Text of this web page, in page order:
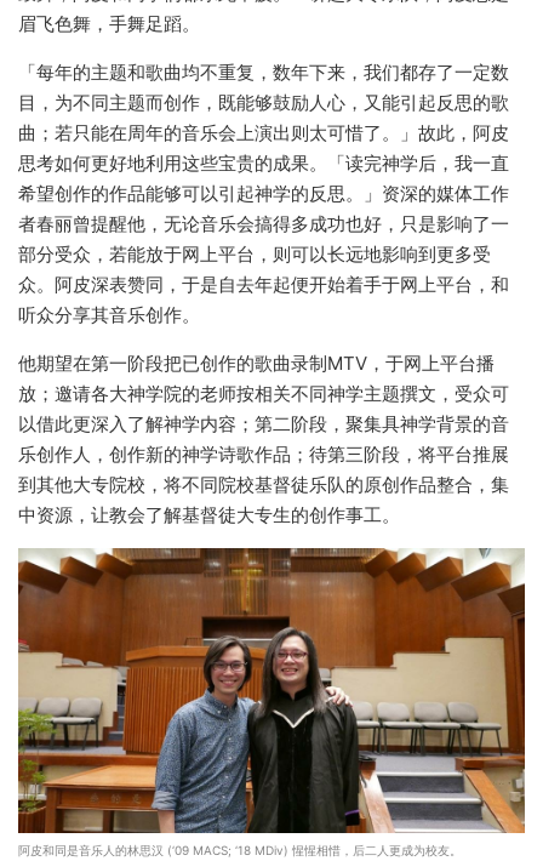
眉飞色舞，手舞足蹈。
「每年的主题和歌曲均不重复，数年下来，我们都存了一定数
目，为不同主题而创作，既能够鼓励人心，又能引起反思的歌
曲；若只能在周年的音乐会上演出则太可惜了。」故此，阿皮
思考如何更好地利用这些宝贵的成果。「读完神学后，我一直
希望创作的作品能够可以引起神学的反思。」资深的媒体工作
者春丽曾提醒他，无论音乐会搞得多成功也好，只是影响了一
部分受众，若能放于网上平台，则可以长远地影响到更多受
众。阿皮深表赞同，于是自去年起便开始着手于网上平台，和
听众分享其音乐创作。
他期望在第一阶段把已创作的歌曲录制MTV，于网上平台播
放；邀请各大神学院的老师按相关不同神学主题撰文，受众可
以借此更深入了解神学内容；第二阶段，聚集具神学背景的音
乐创作人，创作新的神学诗歌作品；待第三阶段，将平台推展
到其他大专院校，将不同院校基督徒乐队的原创作品整合，集
中资源，让教会了解基督徒大专生的创作事工。
阿皮和同是音乐人的林思汉 (‘09 MACS; ‘18 MDiv) 惺惺相惜，后二人更成为校友。